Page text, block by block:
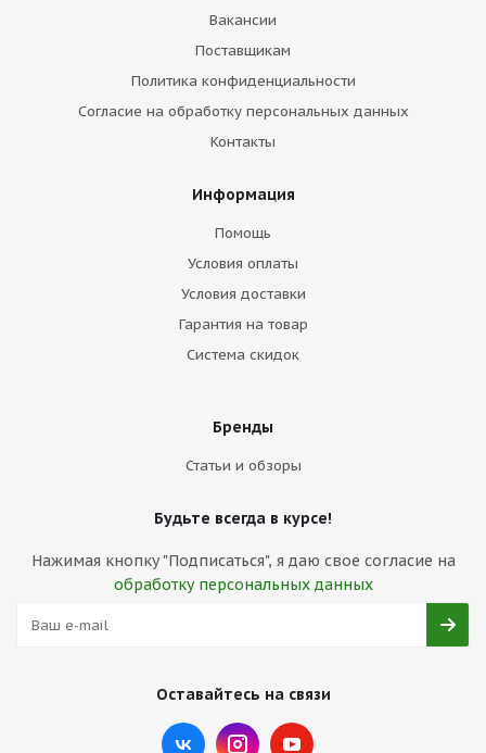
Вакансии
Поставщикам
Политика конфиденциальности
Согласие на обработку персональных данных
Контакты
Информация
Помощь
Условия оплаты
Условия доставки
Гарантия на товар
Система скидок
Бренды
Статьи и обзоры
Будьте всегда в курсе!
Нажимая кнопку "Подписаться", я даю свое согласие на
обработку персональных данных
Оставайтесь на связи